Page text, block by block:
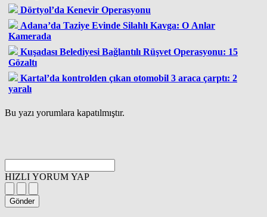
Dörtyol’da Kenevir Operasyonu
Adana’da Taziye Evinde Silahlı Kavga: O Anlar
Kamerada
Kuşadası Belediyesi Bağlantılı Rüşvet Operasyonu: 15
Gözaltı
Kartal’da kontrolden çıkan otomobil 3 araca çarptı: 2
yaralı
Bu yazı yorumlara kapatılmıştır.
HIZLI YORUM YAP
Gönder